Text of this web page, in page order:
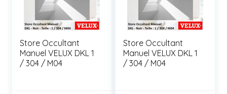
Store Occultant
Manuel VELUX DKL 1
/ 304 / M04
Store Occultant
Manuel VELUX DKL 1
/ 304 / M04